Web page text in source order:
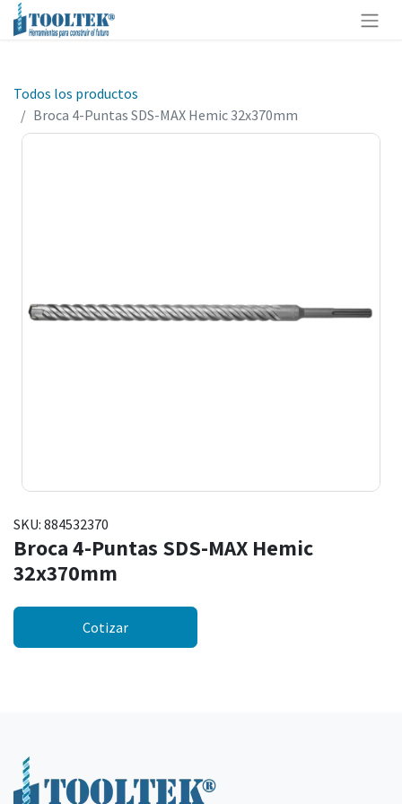
Todos los productos
Broca 4-Puntas SDS-MAX Hemic 32x370mm
SKU: 884532370
Broca 4-Puntas SDS-MAX Hemic
32x370mm
Cotizar